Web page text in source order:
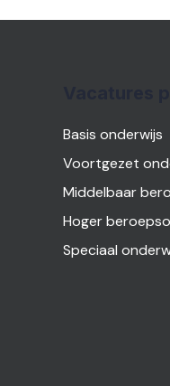
Basis onderwijs
Voortgezet
Middelbaar
Hoger
Speciaal